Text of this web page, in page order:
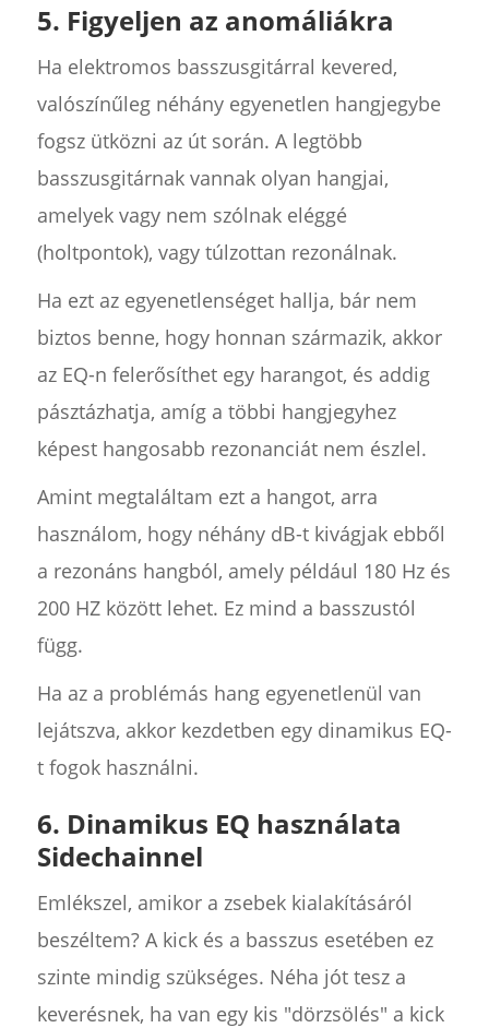
5. Figyeljen az anomáliákra
Ha elektromos basszusgitárral kevered,
valószínűleg néhány egyenetlen hangjegybe
fogsz ütközni az út során. A legtöbb
basszusgitárnak vannak olyan hangjai,
amelyek vagy nem szólnak eléggé
(holtpontok), vagy túlzottan rezonálnak.
Ha ezt az egyenetlenséget hallja, bár nem
biztos benne, hogy honnan származik, akkor
az EQ-n felerősíthet egy harangot, és addig
pásztázhatja, amíg a többi hangjegyhez
képest hangosabb rezonanciát nem észlel.
Amint megtaláltam ezt a hangot, arra
használom, hogy néhány dB-t kivágjak ebből
a rezonáns hangból, amely például 180 Hz és
200 HZ között lehet. Ez mind a basszustól
függ.
Ha az a problémás hang egyenetlenül van
lejátszva, akkor kezdetben egy dinamikus EQ-
t fogok használni.
6. Dinamikus EQ használata
Sidechainnel
Emlékszel, amikor a zsebek kialakításáról
beszéltem? A kick és a basszus esetében ez
szinte mindig szükséges. Néha jót tesz a
keverésnek, ha van egy kis "dörzsölés" a kick